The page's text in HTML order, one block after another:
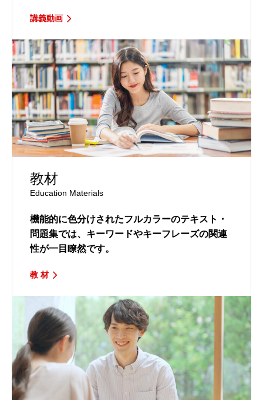
講義動画
教材
Education Materials
機能的に色分けされたフルカラーのテキスト・
問題集では、キーワードやキーフレーズの関連
性が一目瞭然です。
教 材